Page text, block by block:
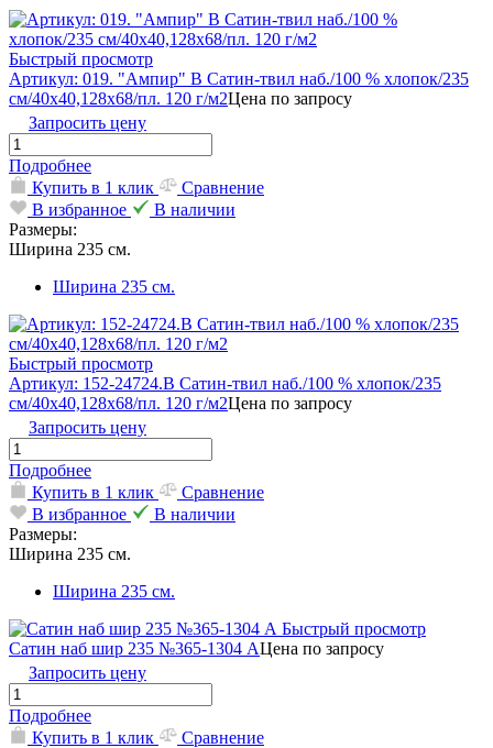
Быстрый просмотр
Артикул: 019. "Ампир" В Сатин-твил наб./100 % хлопок/235
см/40х40,128х68/пл. 120 г/м2Цена по запросу
Запросить цену
Подробнее
Купить в 1 клик
Сравнение
В избранное
В наличии
Размеры:
Ширина 235 см.
Ширина 235 см.
Быстрый просмотр
Артикул: 152-24724.В Сатин-твил наб./100 % хлопок/235
см/40х40,128х68/пл. 120 г/м2Цена по запросу
Запросить цену
Подробнее
Купить в 1 клик
Сравнение
В избранное
В наличии
Размеры:
Ширина 235 см.
Ширина 235 см.
Быстрый просмотр
Сатин наб шир 235 №365-1304 АЦена по запросу
Запросить цену
Подробнее
Купить в 1 клик
Сравнение